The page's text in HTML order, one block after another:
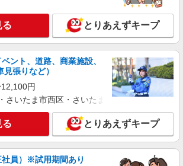
る とりあえずキープ
ント、道路、商業施設、
張りなど）
円
さいたま市西区・さいたま市岩槻区・久喜市・
る とりあえずキープ
員）※試用期間あり